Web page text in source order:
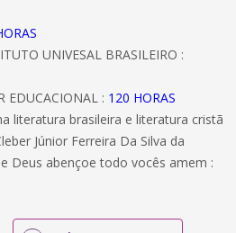
UNIVESAL BRASILEIRO :
EDUCACIONAL : 120 HORAS
literatura brasileira e literatura cristã
Júnior Ferreira Da Silva da
Deus abençoe todo vocês amem :